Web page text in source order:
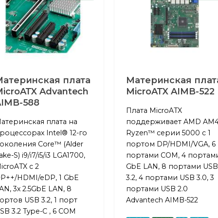
плата
Advantech
588
плата на
Intel® 12-го
Core™ (Alder
S) i9/i7/i5/i3 LGA1700,
с 2
HDMI/eDP, 1 GbE
3х 2.5GbE LAN, 8
USB 3.2, 1 порт
3.2 Type-C , 6 COM
Материнская
MicroATX AIMB-522
Плата MicroATX
поддерживает AMD
Ryzen™ серии 5000 с 1
портом DP/HDMI/VGA, 6
портами COM, 4
GbE LAN, 8 портами USB
3.2, 4 портами USB 3.0, 3
портами USB 2.0
Advantech AIMB-522